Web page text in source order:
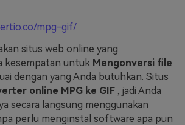
mpg-gif/
situs web online yang
kesempatan untuk Mengonversi file
dengan yang Anda butuhkan. Situs
online MPG ke GIF , jadi Anda
secara langsung menggunakan
perlu menginstal software apa pun